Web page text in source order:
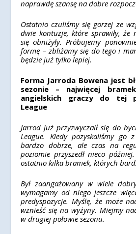
naprawdę szansę na dobre
Ostatnio czuliśmy się gorzej ze
dwie kontuzje, które sprawiły, że
się obniżyły. Próbujemy
formę – zbliżamy się do tego i
będzie już tylko lepiej.
Forma Jarroda Bowena jest
sezonie – najwięcej
angielskich graczy do tej
League
Jarrod już przyzwyczaił się do
League. Kiedy pozyskaliśmy go
bardzo dobrze, ale czas na
poziomie przyszedł nieco
ostatnio kilka bramek, których
Był zaangażowany w wiele
wymagamy od niego jeszcze
predyspozycje. Myślę, że może
wznieść się na wyżyny. Miejmy
w drugiej połowie sezonu.